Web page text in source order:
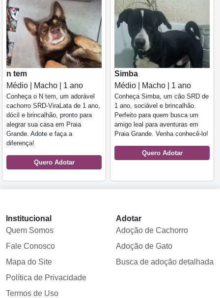
n tem
Médio | Macho | 1 ano
Conheça o N tem, um adorável
cachorro SRD-ViraLata de 1 ano,
dócil e brincalhão, pronto para
alegrar sua casa em Praia
Grande. Adote e faça a
diferença!
Quero Adotar
Simba
Médio | Macho | 1 ano
Conheça Simba, um cão SRD de
1 ano, sociável e brincalhão.
Perfeito para quem busca um
amigo leal para aventuras em
Praia Grande. Venha conhecê-lo!
Quero Adotar
Institucional
Quem Somos
Fale Conosco
Mapa do Site
Política de Privacidade
Termos de Uso
Adotar
Adoção de Cachorro
Adoção de Gato
Busca de adoção detalhada